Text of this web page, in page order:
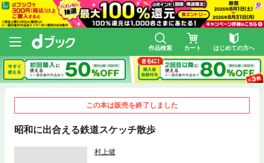
作品検索 カート はじめての方へ
この本は販売を終了しました
昭和に出合える鉄道スケッチ散歩
村上健